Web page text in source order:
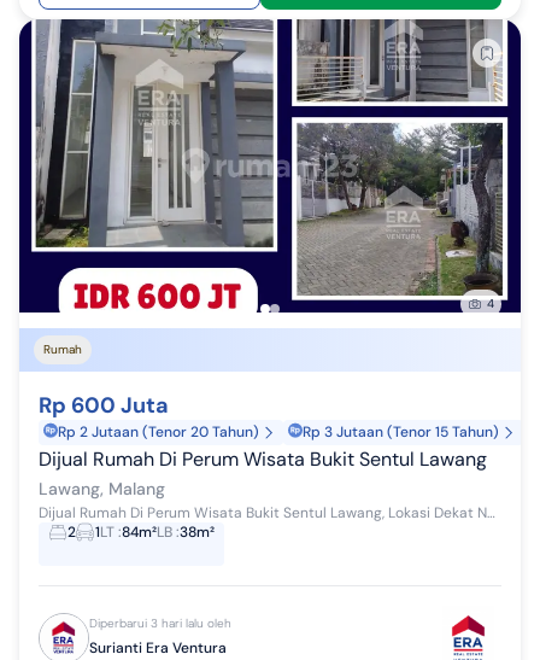
4
Rumah
Rp 600 Juta
Rp 2 Jutaan (Tenor 20 Tahun) Rp 3 Jutaan (Tenor 15 Tahun)
Dijual Rumah Di Perum Wisata Bukit Sentul Lawang
Lawang, Malang
Dijual Rumah Di Perum Wisata Bukit Sentul Lawang, Lokasi Dekat Nol Jalan Malang - Surabaya Dan Exit Tol. Spesifikasi : Alamat : Wisata Bukit Sentu...
2
1LT:84m²LB:38m²
Diperbarui 3 hari lalu oleh
Surianti Era Ventura